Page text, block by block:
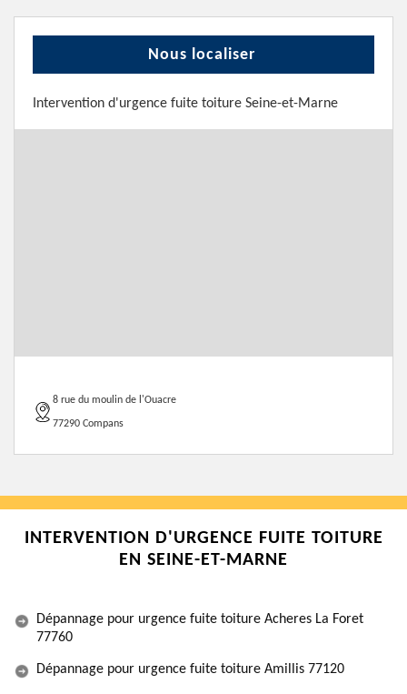
Nous localiser
Intervention d'urgence fuite toiture Seine-et-Marne
8 rue du moulin de l'Ouacre
77290 Compans
INTERVENTION D'URGENCE FUITE TOITURE
EN SEINE-ET-MARNE
Dépannage pour urgence fuite toiture Acheres La Foret
77760
Dépannage pour urgence fuite toiture Amillis 77120